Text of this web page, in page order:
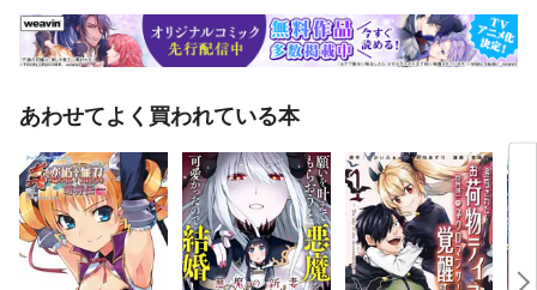
あわせてよく買われている本